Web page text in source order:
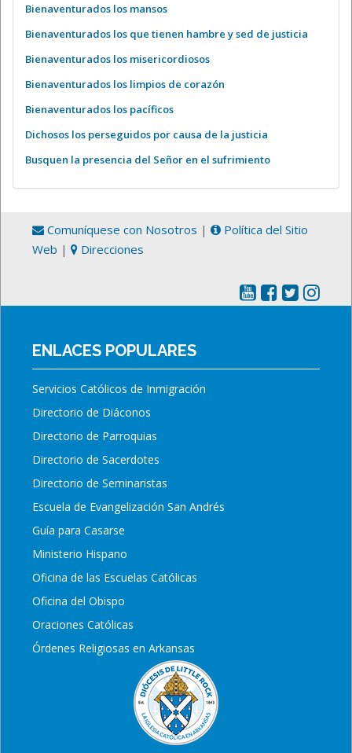
Bienaventurados los mansos
Bienaventurados los que tienen hambre y sed de justicia
Bienaventurados los misericordiosos
Bienaventurados los limpios de corazón
Bienaventurados los pacíficos
Dichosos los perseguidos por causa de la justicia
Busquen la presencia del Señor en el sufrimiento
Comuníquese con Nosotros |
Política del Sitio
Web | Direcciones
ENLACES POPULARES
Servicios Católicos de Inmigración
Directorio de Diáconos
Directorio de Parroquias
Directorio de Sacerdotes
Directorio de Seminaristas
Escuela de Evangelización San Andrés
Guía para Casarse
Ministerio Hispano
Oficina de las Escuelas Católicas
Oficina del Obispo
Oraciones Católicas
Órdenes Religiosas en Arkansas